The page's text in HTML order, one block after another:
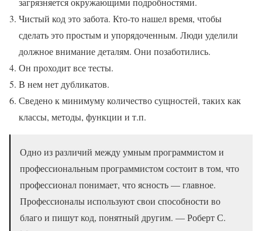
Чистый код это забота. Кто-то нашел время, чтобы
сделать это простым и упорядоченным. Люди уделили
должное внимание деталям. Они позаботились.
Он проходит все тесты.
В нем нет дубликатов.
Сведено к минимуму количество сущностей, таких как
классы, методы, функции и т.п.
Одно из различий между умным программистом и
профессиональным программистом состоит в том, что
профессионал понимает, что ясность — главное.
Профессионалы используют свои способности во
благо и пишут код, понятный другим. — Роберт С.